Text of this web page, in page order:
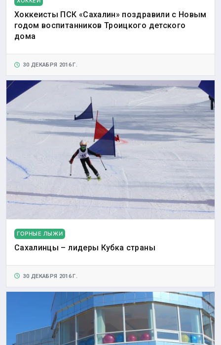
Хоккеисты ПСК «Сахалин» поздравили с Новым
годом воспитанников Троицкого детского
дома
30 ДЕКАБРЯ 2016 Г.
ГОРНЫЕ ЛЫЖИ
Сахалинцы – лидеры Кубка страны
30 ДЕКАБРЯ 2016 Г.